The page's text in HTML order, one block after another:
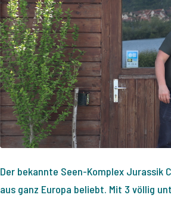
Der bekannte Seen-Komplex Jurassik
aus ganz Europa beliebt. Mit 3 völlig